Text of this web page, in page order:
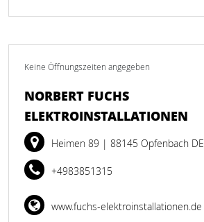
Keine Öffnungszeiten angegeben
NORBERT FUCHS
ELEKTROINSTALLATIONEN
Heimen 89 | 88145 Opfenbach DE
+4983851315
www.fuchs-elektroinstallationen.de